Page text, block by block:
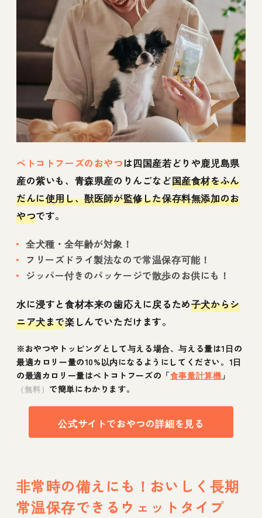
ペトコトフーズのおやつは四国産若どりや鹿児島県
産の紫いも、青森県産のりんごなど国産食材をふん
だんに使用し、獣医師が監修した保存料無添加のお
やつです。
全犬種・全年齢が対象！
フリーズドライ製法なので常温保存可能！
ジッパー付きのパッケージで散歩のお供にも！
水に浸すと食材本来の歯応えに戻るため子犬からシ
ニア犬まで楽しんでいただけます。
※おやつやトッピングとして与える場合、与える量は1日の
最適カロリー量の10%以内になるようにしてください。1日
の最適カロリー量はペトコトフーズの「食事量計算機 」
（無料） で簡単にわかります。
公式サイトでおやつの詳細を見る
非常時の備えにも！おいしく長期
常温保存できるウェットタイプ